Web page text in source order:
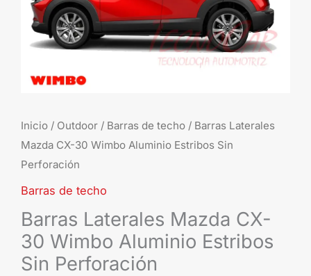
Inicio / Outdoor / Barras de techo / Barras Laterales
Mazda CX-30 Wimbo Aluminio Estribos Sin
Perforación
Barras de techo
Barras Laterales Mazda CX-
30 Wimbo Aluminio Estribos
Sin Perforación
Estribos
Sin
Perforación
cantidad